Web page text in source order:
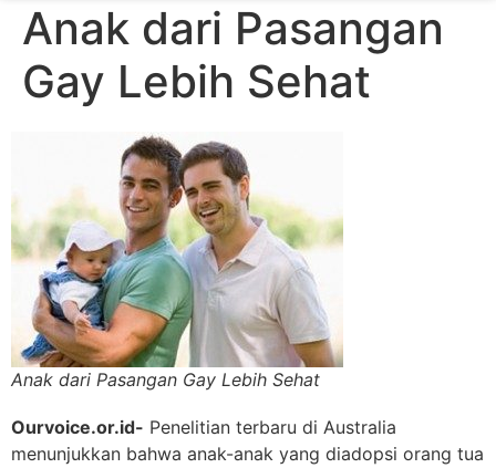
Anak dari Pasangan
Gay Lebih Sehat
Anak dari Pasangan Gay Lebih Sehat
Ourvoice.or.id- Penelitian terbaru di Australia
menunjukkan bahwa anak-anak yang diadopsi orang tua